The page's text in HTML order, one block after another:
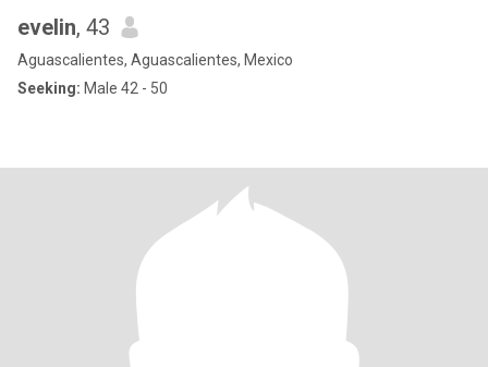
evelin, 43
Aguascalientes, Aguascalientes, Mexico
Seeking: Male 42 - 50